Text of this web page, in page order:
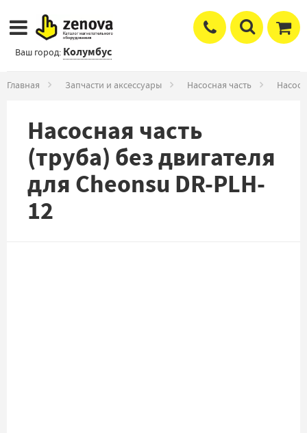
Ваш город: Колумбус
Главная Запчасти и аксессуары Насосная часть
Насосная часть
(труба) без двигателя
для Cheonsu DR-PLH-
12